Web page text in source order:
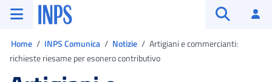
Vai al menu principale
Vai al contenuto principale
Vai al pie' di pagina
INPS ()
Home INPS Comunica Notizie
Artigiani e commercianti:
richieste riesame per esonero contributivo